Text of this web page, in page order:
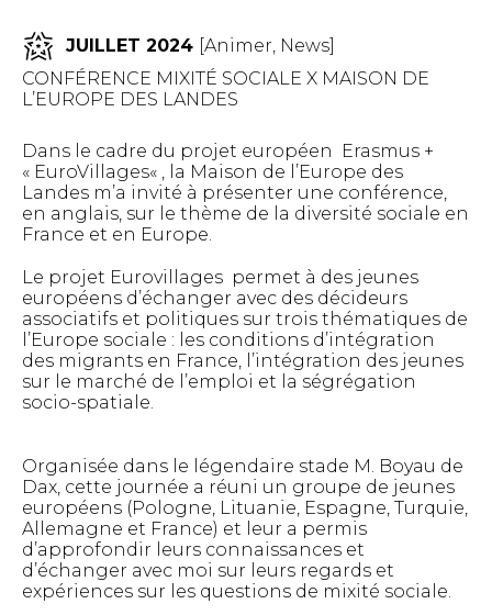
JUILLET 2024 [Animer, News]
CONFÉRENCE MIXITÉ SOCIALE X MAISON DE
L’EUROPE DES LANDES
Dans le cadre du projet européen Erasmus +
« EuroVillages« , la Maison de l’Europe des
Landes m’a invité à présenter une conférence,
en anglais, sur le thème de la diversité sociale en
France et en Europe.
Le projet Eurovillages permet à des jeunes
européens d’échanger avec des décideurs
associatifs et politiques sur trois thématiques de
l’Europe sociale : les conditions d’intégration
des migrants en France, l’intégration des jeunes
sur le marché de l’emploi et la ségrégation
socio-spatiale.
Organisée dans le légendaire stade M. Boyau de
Dax, cette journée a réuni un groupe de jeunes
européens (Pologne, Lituanie, Espagne, Turquie,
Allemagne et France) et leur a permis
d’approfondir leurs connaissances et
d’échanger avec moi sur leurs regards et
expériences sur les questions de mixité sociale.